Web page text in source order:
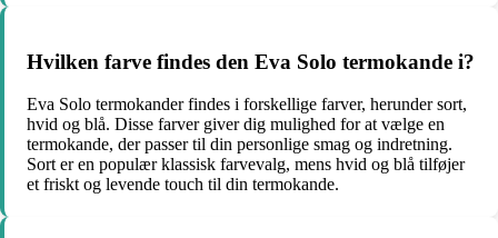
Hvilken farve findes den Eva Solo termokande i?
Eva Solo termokander findes i forskellige farver, herunder sort,
hvid og blå. Disse farver giver dig mulighed for at vælge en
termokande, der passer til din personlige smag og indretning.
Sort er en populær klassisk farvevalg, mens hvid og blå tilføjer
et friskt og levende touch til din termokande.